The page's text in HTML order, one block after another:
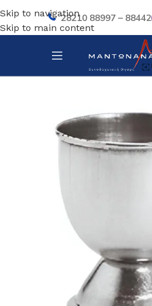
Skip to navigation
Skip to main content
28210 88997 – 88442
Αρχική σελίδα/